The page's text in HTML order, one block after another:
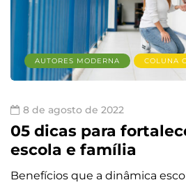
AUTORES MODERNA COLUNA
8 de agosto de 2022
05 dicas para
escola e família
Benefícios que a dinâmica